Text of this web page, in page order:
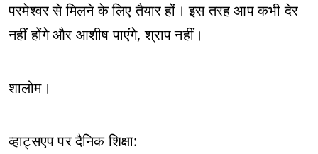
परमेश्वर से मिलने के लिए तैयार हों। इस तरह आप कभी देर
नहीं होंगे और आशीष पाएंगे, श्राप नहीं।
शालोम।
व्हाट्सएप पर दैनिक शिक्षा: